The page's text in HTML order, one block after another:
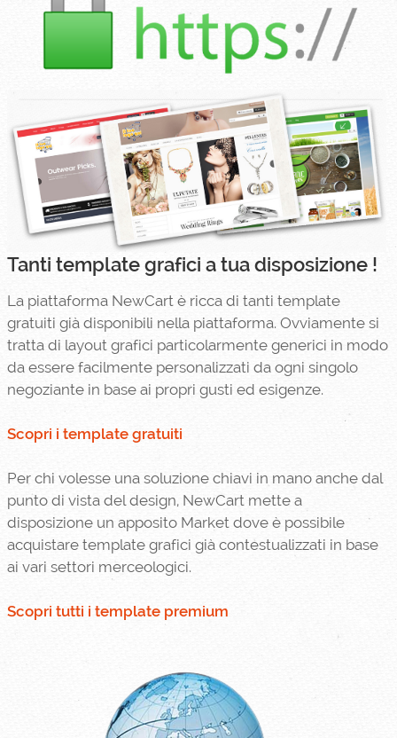
Tanti template grafici a tua disposizione !
La piattaforma NewCart è ricca di tanti template
gratuiti già disponibili nella piattaforma. Ovviamente si
tratta di layout grafici particolarmente generici in modo
da essere facilmente personalizzati da ogni singolo
negoziante in base ai propri gusti ed esigenze.
Scopri i template gratuiti
Per chi volesse una soluzione chiavi in mano anche dal
punto di vista del design, NewCart mette a
disposizione un apposito Market dove è possibile
acquistare template grafici già contestualizzati in base
ai vari settori merceologici.
Scopri tutti i template premium